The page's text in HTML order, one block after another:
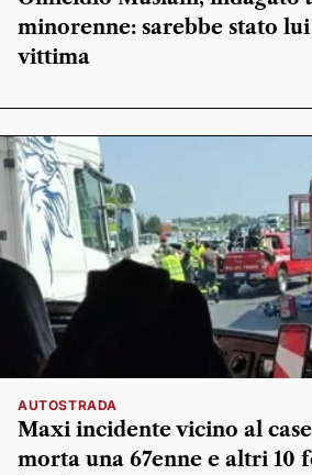
minorenne: sarebbe stato
vittima
AUTOSTRADA
Maxi incidente vicino al
morta una 67enne e altri 10